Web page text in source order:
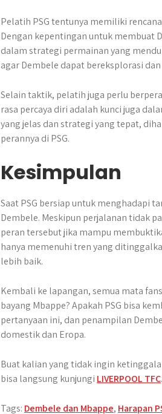
Pelatih PSG tentunya memiliki
Dengan kepentingan untuk membuat
dalam strategi permainan yang
agar Dembele dapat bereksplorasi
Selain taktik, pelatih juga perlu
rasa percaya diri adalah kunci juga
yang jelas dan strategi yang tepat,
perannya di PSG.
Kesimpulan
​Saat PSG bersiap untuk menghadapi
Dembele.​ Meskipun perjalanan tidak
peran tersebut jika mampu
hanya memenuhi tren yang
lebih baik.
Kembali ke lapangan, semua mata
bayang Mbappe? Apakah PSG bisa
pertanyaan ini, dan penampilan
domestik dan Eropa.
Buat kalian yang tidak ingin
bisa langsung kunjungi LIVERPOOL TFC.
Tags: Dembele dan Mbappe, Harapan